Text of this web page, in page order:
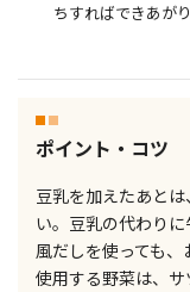
ちすればできあがり
ポイント・コツ
豆乳を加えたあと
い。豆乳の代わり
風だしを使っても、
使用する野菜は、